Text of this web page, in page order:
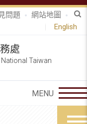
問題
網站地圖
English
處
Taiwan